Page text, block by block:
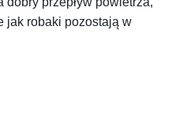
jak robaki pozostają w